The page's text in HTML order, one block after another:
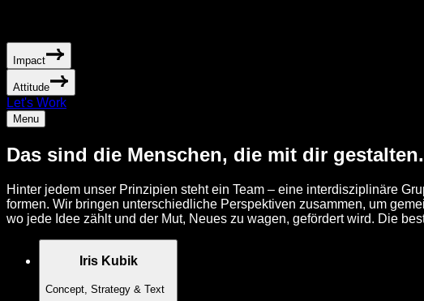
Impact
Attitude
Let's Work
Menu
Das sind die Menschen, die mit dir gestalten.
Hinter jedem unser Prinzipien steht ein Team – eine interdisziplinäre
formen. Wir bringen unterschiedliche Perspektiven zusammen, um
wo jede Idee zählt und der Mut, Neues zu wagen, gefördert wird. Die
Iris Kubik
Concept, Strategy & Text